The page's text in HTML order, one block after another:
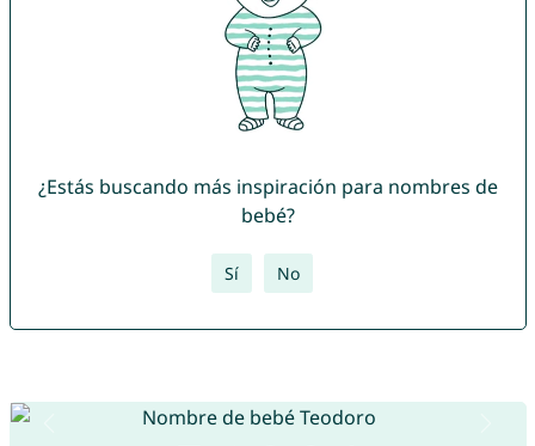
¿Estás buscando más inspiración para nombres de
bebé?
Sí No